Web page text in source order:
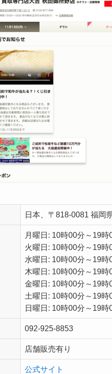
日本、〒818-0081 福岡
月曜日: 10時00分～19時
火曜日: 10時00分～19時
水曜日: 10時00分～19時
木曜日: 10時00分～19時
金曜日: 10時00分～19時
土曜日: 10時00分～19時
日曜日: 10時00分～19時
092-925-8853
店舗販売有り
公式サイト